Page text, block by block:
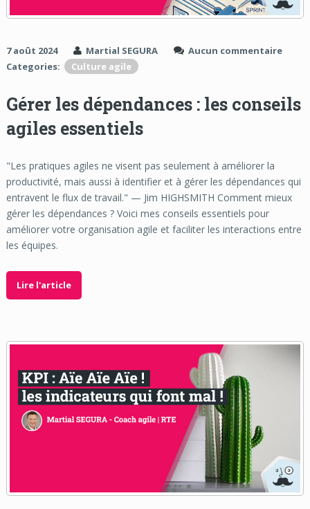
7 août 2024 Martial SEGURA
Aucun commentaire
Categories:
Culture agile
Gérer les dépendances : les conseils
agiles essentiels
"Les pratiques agiles ne visent pas seulement à améliorer la
productivité, mais aussi à identifier et à gérer les dépendances qui
entravent le flux de travail." — Jim HIGHSMITH Comment mieux
gérer les dépendances ? Voici mes conseils essentiels pour
améliorer votre organisation agile et faciliter les interactions entre
les équipes.
Lire l'article